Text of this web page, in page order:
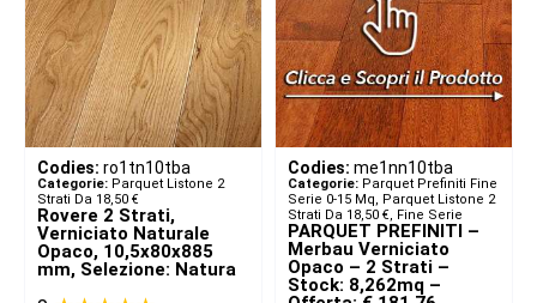
Codies: ro1tn10tba
Categorie: Parquet Listone 2
Strati Da 18,50 €
Rovere 2 Strati,
Verniciato Naturale
Opaco, 10,5x80x885
mm, Selezione: Natura
Codies: me1nn10tba
Categorie: Parquet Prefiniti Fine
Serie 0-15 Mq, Parquet Listone 2
Strati Da 18,50 €, Fine Serie
PARQUET PREFINITI –
Merbau Verniciato
Opaco – 2 Strati –
Stock: 8,262mq –